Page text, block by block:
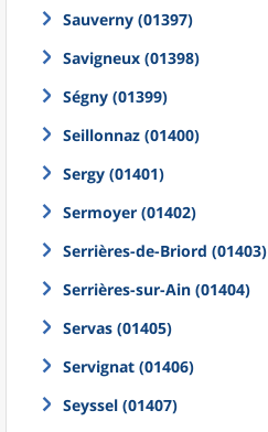
Sauverny (01397)
Savigneux (01398)
Ségny (01399)
Seillonnaz (01400)
Sergy (01401)
Sermoyer (01402)
Serrières-de-Briord (01403)
Serrières-sur-Ain (01404)
Servas (01405)
Servignat (01406)
Seyssel (01407)